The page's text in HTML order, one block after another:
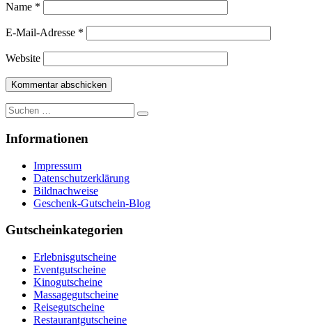
Name *
E-Mail-Adresse *
Website
Suche
nach:
Informationen
Impressum
Datenschutzerklärung
Bildnachweise
Geschenk-Gutschein-Blog
Gutscheinkategorien
Erlebnisgutscheine
Eventgutscheine
Kinogutscheine
Massagegutscheine
Reisegutscheine
Restaurantgutscheine